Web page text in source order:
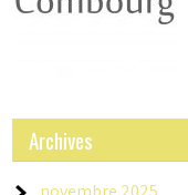
Archives